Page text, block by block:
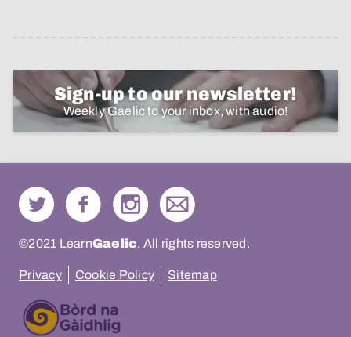
Sign-up to our newsletter!
Weekly Gaelic to your inbox, with audio!
©2021 LearnGaelic. All rights reserved.
Privacy Cookie Policy Sitemap